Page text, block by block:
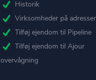
Historik
Virksomheder på
Tilføj ejendom til Pipeline
Tilføj ejendom til Ajour
overvågning